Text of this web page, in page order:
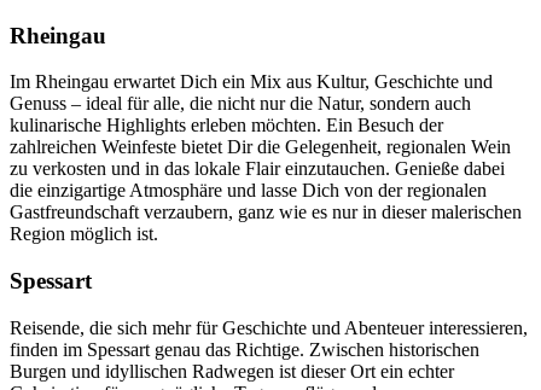
Rheingau
Im Rheingau erwartet Dich ein Mix aus Kultur, Geschichte und
Genuss – ideal für alle, die nicht nur die Natur, sondern auch
kulinarische Highlights erleben möchten. Ein Besuch der
zahlreichen Weinfeste bietet Dir die Gelegenheit, regionalen Wein
zu verkosten und in das lokale Flair einzutauchen. Genieße dabei
die einzigartige Atmosphäre und lasse Dich von der regionalen
Gastfreundschaft verzaubern, ganz wie es nur in dieser malerischen
Region möglich ist.
Spessart
Reisende, die sich mehr für Geschichte und Abenteuer interessieren,
finden im Spessart genau das Richtige. Zwischen historischen
Burgen und idyllischen Radwegen ist dieser Ort ein echter